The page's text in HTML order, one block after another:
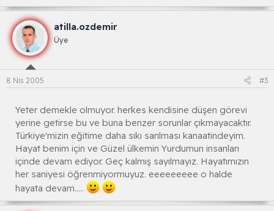
atilla.ozdemir
Üye
8 Nis 2005 #3
Yeter demekle olmuyor. herkes kendisine düşen görevi
yerine getirse bu ve buna benzer sorunlar çıkmayacaktır.
Türkiye'mizin eğitime daha sıkı sarılması kanaatindeyim.
Hayat benim için ve Güzel ülkemin Yurdumun insanları
içinde devam ediyor. Geç kalmış sayılmayız. Hayatımızın
her saniyesi öğrenmiyormuyuz. eeeeeeeee o halde
hayata devam.....